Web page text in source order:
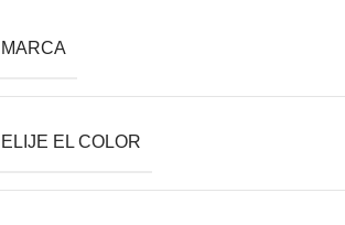
MARCA
ELIJE EL COLOR